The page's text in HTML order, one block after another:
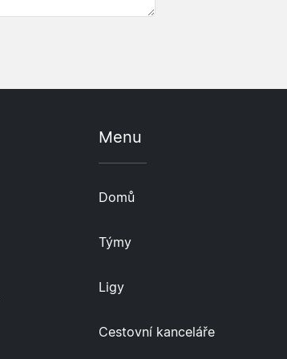
Menu
Domů
Týmy
Ligy
Cestovní kanceláře